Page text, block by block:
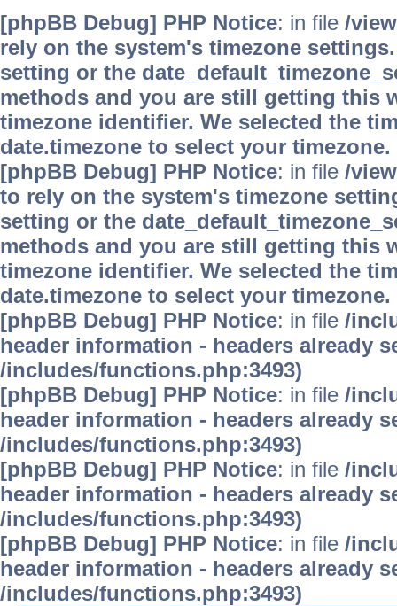
[phpBB Debug] PHP Notice: in file /
rely on the system's timezone
setting or the
methods and you are still getting this
timezone identifier. We selected the
date.timezone to select your timezone.
[phpBB Debug] PHP Notice: in file /
to rely on the system's timezone
setting or the
methods and you are still getting this
timezone identifier. We selected the
date.timezone to select your timezone.
[phpBB Debug] PHP Notice: in file /
header information - headers already
/includes/functions.php:3493)
[phpBB Debug] PHP Notice: in file /
header information - headers already
/includes/functions.php:3493)
[phpBB Debug] PHP Notice: in file /
header information - headers already
/includes/functions.php:3493)
[phpBB Debug] PHP Notice: in file /
header information - headers already
/includes/functions.php:3493)